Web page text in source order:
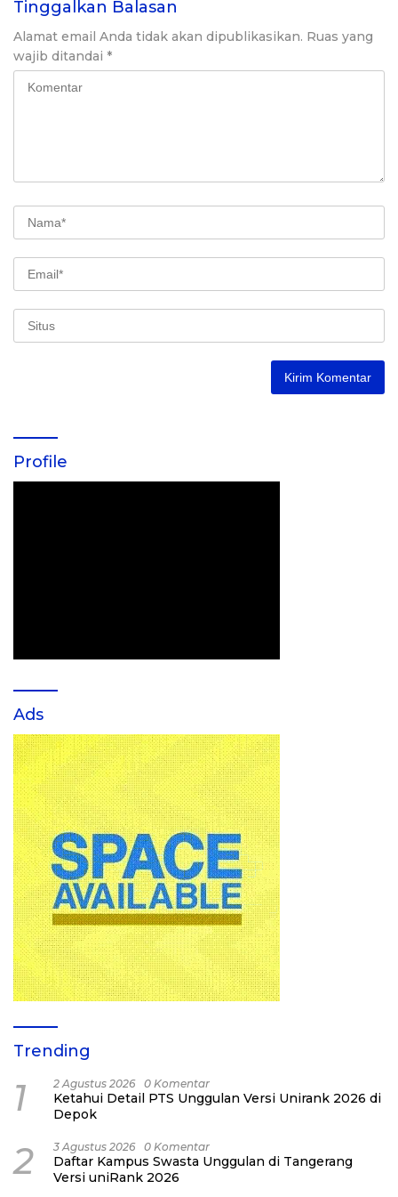
Tinggalkan Balasan
Alamat email Anda tidak akan dipublikasikan. Ruas yang
wajib ditandai *
Profile
Ads
Trending
1 2 Agustus 2026 0 Komentar
Ketahui Detail PTS Unggulan Versi Unirank 2026 di
Depok
2 3 Agustus 2026 0 Komentar
Daftar Kampus Swasta Unggulan di Tangerang
Versi uniRank 2026